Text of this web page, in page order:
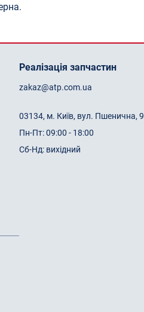
Реалізація запчастин
zakaz@atp.com.ua
03134, м. Київ, вул. Пшенична, 9
Пн-Пт: 09:00 - 18:00
Сб-Нд: вихідний